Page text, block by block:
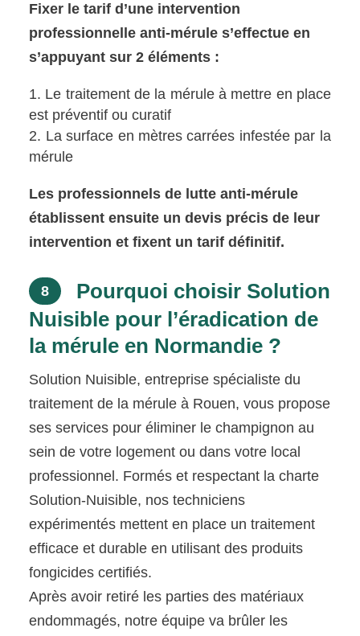
Fixer le tarif d’une intervention
professionnelle anti-mérule s’effectue en
s’appuyant sur 2 éléments :
Le traitement de la mérule à mettre en place
est préventif ou curatif
La surface en mètres carrées infestée par la
mérule
Les professionnels de lutte anti-mérule
établissent ensuite un devis précis de leur
intervention et fixent un tarif définitif.
8
Pourquoi choisir Solution
Nuisible pour l’éradication de
la mérule en Normandie ?
Solution Nuisible, entreprise spécialiste du
traitement de la mérule à Rouen, vous propose
ses services pour éliminer le champignon au
sein de votre logement ou dans votre local
professionnel. Formés et respectant la charte
Solution-Nuisible, nos techniciens
expérimentés mettent en place un traitement
efficace et durable en utilisant des produits
fongicides certifiés.
Après avoir retiré les parties des matériaux
endommagés, notre équipe va brûler les